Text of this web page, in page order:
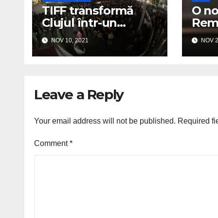
TIFF transformă
Clujul într-un
„UNESCO City of
Film”
NOV 10, 2021
O
NOV
Leave a Reply
Your email address will not be published. Required
Comment*